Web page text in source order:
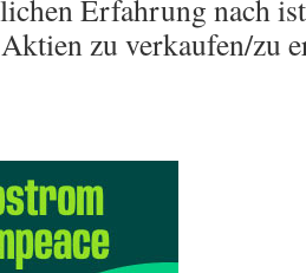
Erfahrung nach
zu verkaufen/zu